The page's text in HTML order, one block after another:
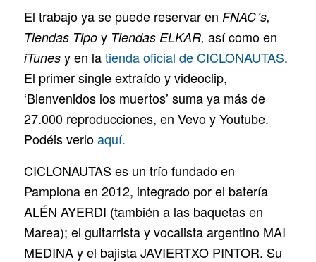
El trabajo ya se puede reservar en FNAC´s,
Tiendas Tipoy Tiendas ELKAR, así como en
iTunesy en latienda oficial de CICLONAUTAS.
El primer single extraído y videoclip,
‘Bienvenidos los muertos’ suma ya más de
27.000 reproducciones, en Vevo y Youtube.
Podéis verloaquí.
CICLONAUTAS es un trío fundado en
Pamplona en 2012, integrado por el batería
ALÉN AYERDI (también a las baquetas en
Marea); el guitarrista y vocalista argentino MAI
MEDINA y el bajista JAVIERTXO PINTOR. Su